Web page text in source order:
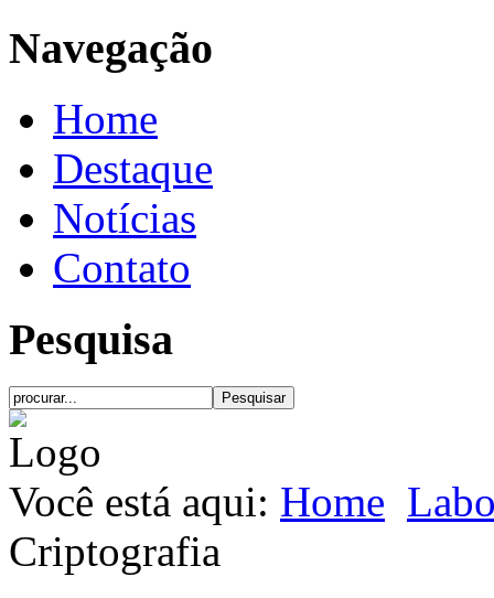
Navegação
Home
Destaque
Notícias
Contato
Pesquisa
Você está aqui: Home
Criptografia